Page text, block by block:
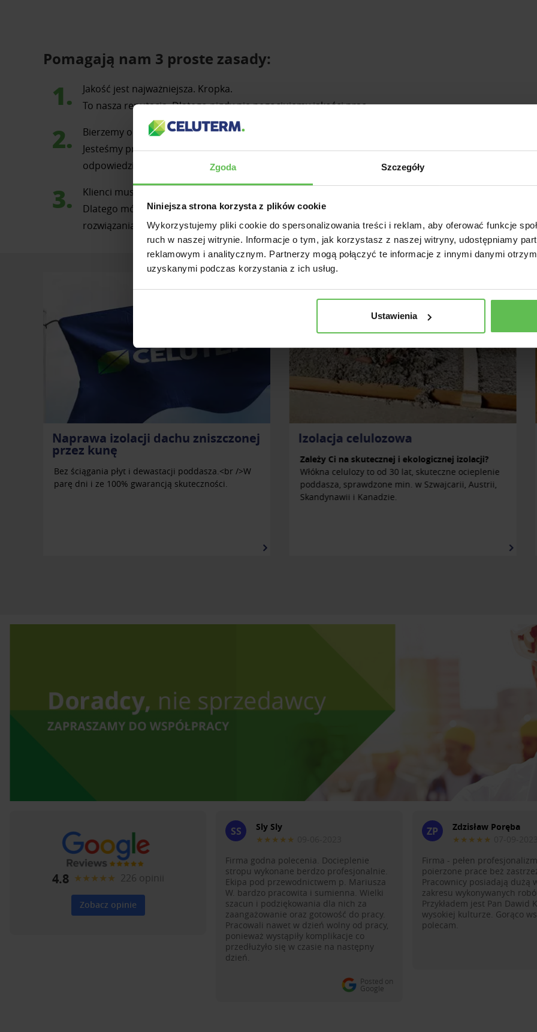
Zgoda Szczegóły
Niniejsza strona korzysta z plików cookie
Wykorzystujemy pliki cookie do spersonalizowania treści i reklam, aby oferować funkcje
ruch w naszej witrynie. Informacje o tym, jak korzystasz z naszej witryny, udostępniamy
reklamowym i analitycznym. Partnerzy mogą połączyć te informacje z innymi danymi
uzyskanymi podczas korzystania z ich usług.
Ustawienia
Pomagają nam 3 proste zasady:
Jakość jest najważniejsza. Kropka.
To nasza reputacja. Dlatego nigdy nie negocjujemy jakości prac.
Bierzemy odpowiedzialność za usługi, które wykonujemy.
Jesteśmy przekonani, że przejrzystość jest kluczem do sukcesu. Dlatego nie unikamy
odpowiedzi na trudne pytanie, nie wyłączamy telefonów i nie robimy uników.
Klienci muszą mieć korzyść, gdy od nas kupują.
Dlatego mówimy prawdę i nigdy nie podpuszczamy klientów na tanie i łatwe do sprzedania
rozwiązania.
Zabezpieczenie dachu przed
kunami
Naprawa izolacji poddaszy
Zimno na poddaszu?
Jeżeli na poddaszu Twojego domu jest zimno zimą
i gorąco latem - to coś jest nie tak.
Kuna na poddaszu?
4.8 ★★★★★ 226 opinii
Zobacz opinie
SS
Sly Sly
★★★★★
Firma godna polecenia. Docieplenie
stropu wykonane berdzo profesjonalnie.
Ekipa pod przewodnictwem p. Mariusza
W. bardzo pracowita i sumienna. Wielki
szacun i podziękowania dla nich za
zaangażowanie oraz gotowość do pracy.
Pracowali nawet w dzień wolny od pracy,
ponieważ wystąpiły komplikacje co
przedłużyło się w czasie na następny
dzień.
Posted on
Google
ZP
Zdzisław Poręba
★★★★★
Firma - pełen
poierzone prace beż
Pracownicy posiadają dużą
zakresu wykonywanych
Przykładem jest Pan Dawid
wysokiej kulturze. Gorąco
polecam.